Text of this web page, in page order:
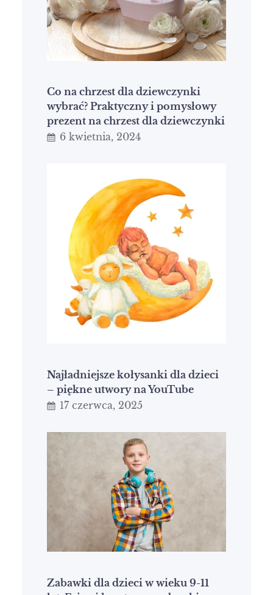
Co na chrzest dla dziewczynki
wybrać? Praktyczny i pomysłowy
prezent na chrzest dla dziewczynki
6 kwietnia, 2024
Najładniejsze kołysanki dla dzieci
– piękne utwory na YouTube
17 czerwca, 2025
Zabawki dla dzieci w wieku 9-11